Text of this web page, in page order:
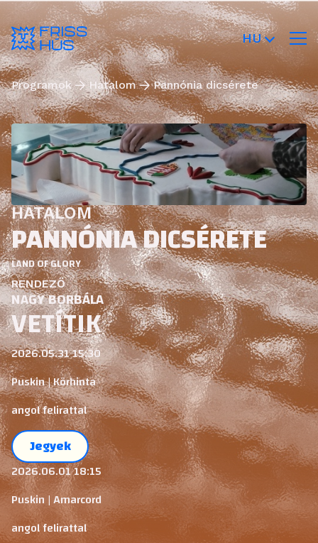
HU
Programok Hatalom Pannónia dicsérete
HATALOM
PANNÓNIA DICSÉRETE
LAND OF GLORY
RENDEZŐ
NAGY BORBÁLA
VETÍTIK
2026.05.31 15:30
Puskin | Körhinta
angol felirattal
Jegyek
2026.06.01 18:15
Puskin | Amarcord
angol felirattal